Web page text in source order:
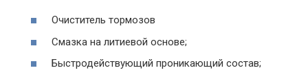
Очиститель тормозов
Смазка на литиевой основе;
Быстродействующий проникающий состав;